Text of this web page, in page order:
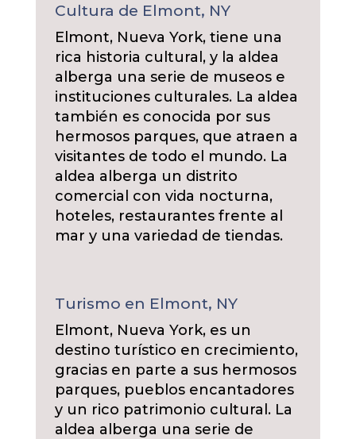
Cultura de Elmont, NY
Elmont, Nueva York, tiene una
rica historia cultural, y la aldea
alberga una serie de museos e
instituciones culturales. La aldea
también es conocida por sus
hermosos parques, que atraen a
visitantes de todo el mundo. La
aldea alberga un distrito
comercial con vida nocturna,
hoteles, restaurantes frente al
mar y una variedad de tiendas.
Turismo en Elmont, NY
Elmont, Nueva York, es un
destino turístico en crecimiento,
gracias en parte a sus hermosos
parques, pueblos encantadores
y un rico patrimonio cultural. La
aldea alberga una serie de